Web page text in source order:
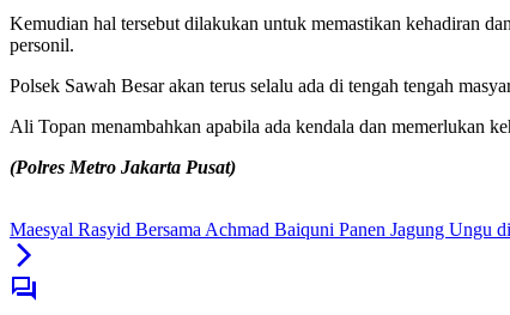
Kemudian hal tersebut dilakukan untuk memastikan kehadiran
personil.
Polsek Sawah Besar akan terus selalu ada di tengah tengah
Ali Topan menambahkan apabila ada kendala dan memerlukan
(Polres Metro Jakarta Pusat)
Maesyal Rasyid Bersama Achmad Baiquni Panen Jagung Ungu